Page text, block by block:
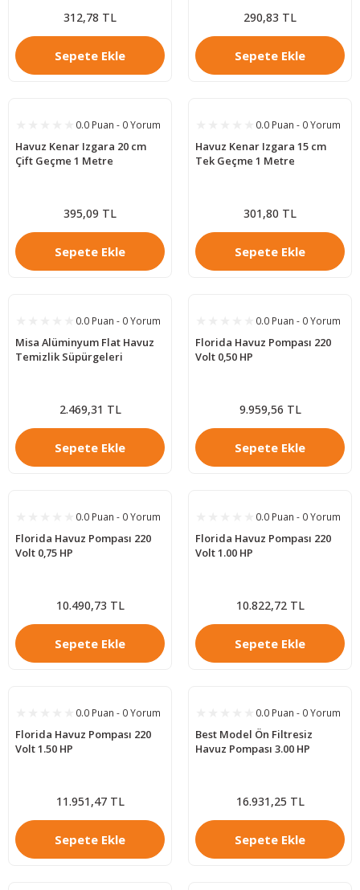
312,78 TL
Sepete Ekle
290,83 TL
Sepete Ekle
0.0 Puan - 0 Yorum
Havuz Kenar Izgara 20 cm
Çift Geçme 1 Metre
395,09 TL
Sepete Ekle
0.0 Puan - 0 Yorum
Havuz Kenar Izgara 15 cm
Tek Geçme 1 Metre
301,80 TL
Sepete Ekle
0.0 Puan - 0 Yorum
Misa Alüminyum Flat Havuz
Temizlik Süpürgeleri
2.469,31 TL
Sepete Ekle
0.0 Puan - 0 Yorum
Florida Havuz Pompası 220
Volt 0,50 HP
9.959,56 TL
Sepete Ekle
0.0 Puan - 0 Yorum
Florida Havuz Pompası 220
Volt 0,75 HP
10.490,73 TL
Sepete Ekle
0.0 Puan - 0 Yorum
Florida Havuz Pompası 220
Volt 1.00 HP
10.822,72 TL
Sepete Ekle
0.0 Puan - 0 Yorum
Florida Havuz Pompası 220
Volt 1.50 HP
11.951,47 TL
Sepete Ekle
0.0 Puan - 0 Yorum
Best Model Ön Filtresiz
Havuz Pompası 3.00 HP
16.931,25 TL
Sepete Ekle